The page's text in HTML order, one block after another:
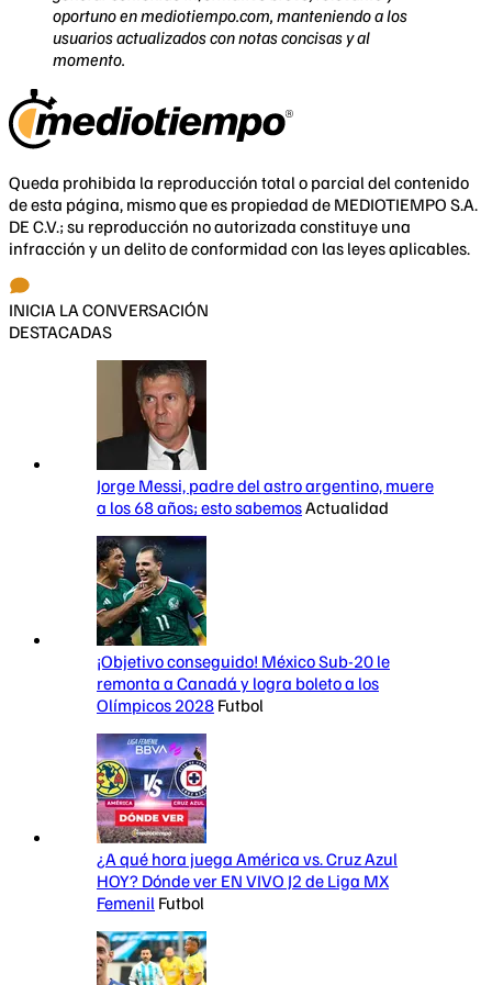
oportuno en mediotiempo.com, manteniendo a los
usuarios actualizados con notas concisas y al
momento.
Queda prohibida la reproducción total o parcial del contenido
de esta página, mismo que es propiedad de MEDIOTIEMPO S.A.
DE C.V.; su reproducción no autorizada constituye una
infracción y un delito de conformidad con las leyes aplicables.
INICIA LA CONVERSACIÓN
DESTACADAS
Jorge Messi, padre del astro argentino, muere
a los 68 años; esto sabemosActualidad
¡Objetivo conseguido! México Sub-20 le
remonta a Canadá y logra boleto a los
Olímpicos 2028 Futbol
¿A qué hora juega América vs. Cruz Azul
HOY? Dónde ver EN VIVO J2 de Liga MX
Femenil Futbol